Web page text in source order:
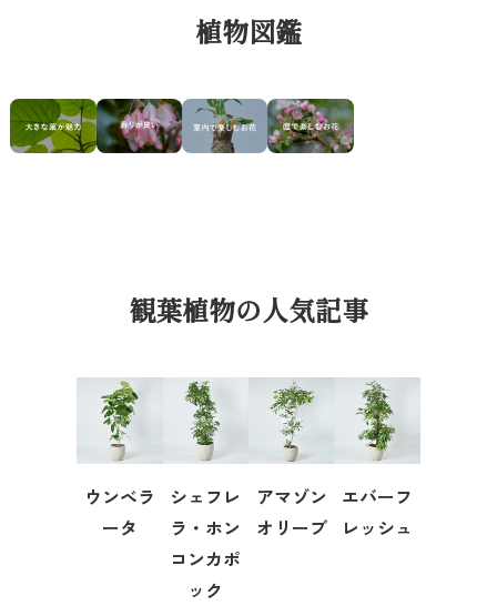
植物図鑑
観葉植物の人気記事
ウンベラ
ータ
シェフレ
ラ・ホン
コンカポ
ック
アマゾン
オリーブ
エバーフ
レッシュ